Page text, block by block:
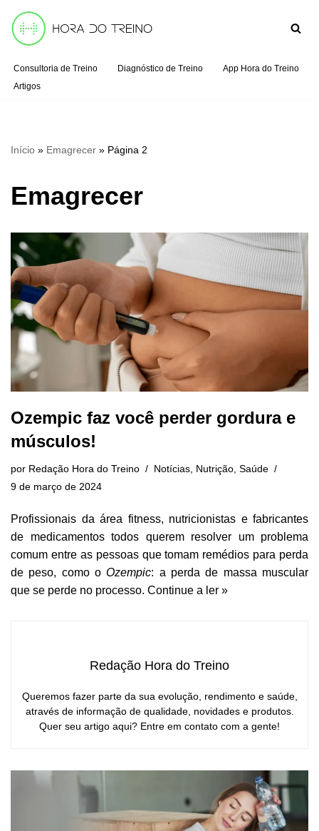
Pular
o
conteúdo
Consultoria de Treino Diagnóstico de Treino
App Hora do Treino
Artigos
Início » Emagrecer » Página 2
Emagrecer
Ozempic faz você perder gordura e
músculos!
por Redação Hora do Treino Notícias Nutrição Saúde
9 de março de 2024
Profissionais da área fitness, nutricionistas e fabricantes
de medicamentos todos querem resolver um problema
comum entre as pessoas que tomam remédios para perda
de peso, como oOzempic: a perda de massa muscular
que se perde no processo. Continue a ler »
Redação Hora do Treino
Queremos fazer parte da sua evolução, rendimento e saúde,
através de informação de qualidade, novidades e produtos.
Quer seu artigo aqui? Entre em contato com a gente!